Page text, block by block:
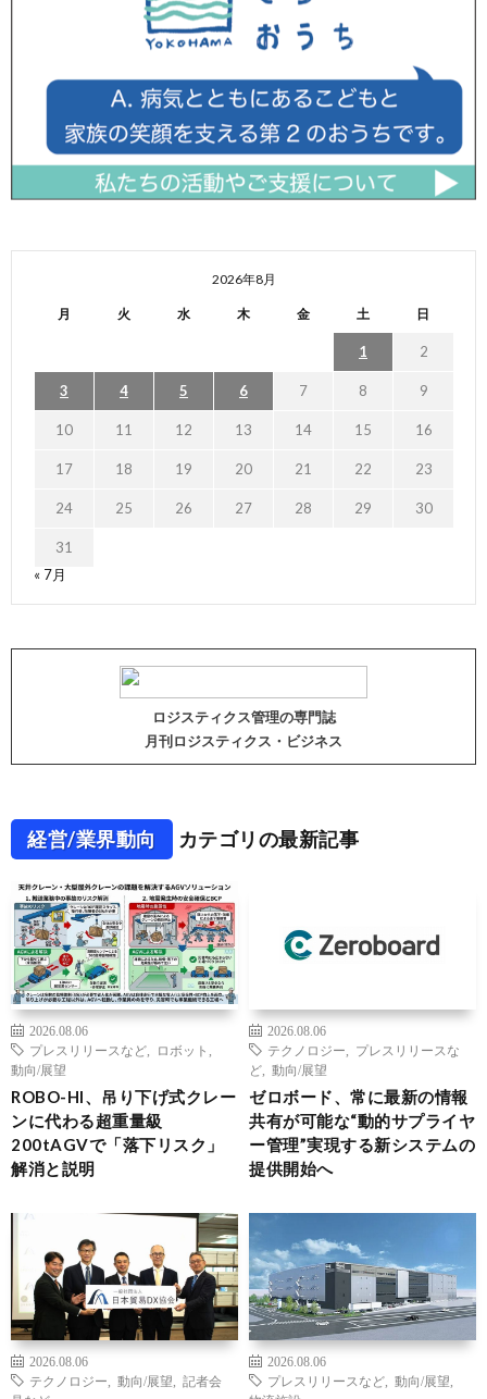
2026年8月
月 火 水 木 金 土 日
1 2
3 4 5 6 7 8 9
10 11 12 13 14 15 16
17 18 19 20 21 22 23
24 25 26 27 28 29 30
31
« 7月
ロジスティクス管理の専門誌
月刊ロジスティクス・ビジネス
経営/業界動向 カテゴリの最新記事
2026.08.06
プレスリリースなど
ロボット
動向/展望
ROBO-HI、吊り下げ式クレー
ンに代わる超重量級
200tAGVで「落下リスク」
解消と説明
2026.08.06
テクノロジー
プレスリリースな
ど
動向/展望
ゼロボード、常に最新の情報
共有が可能な“動的サプライヤ
ー管理”実現する新システムの
提供開始へ
2026.08.06
テクノロジー
動向/展望
記者会
2026.08.06
プレスリリースなど
動向/展望